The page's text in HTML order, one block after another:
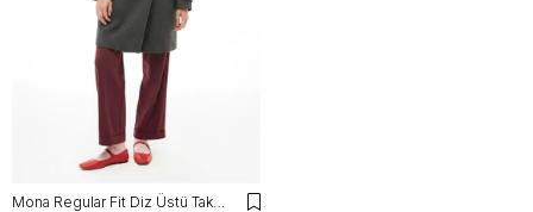
Mona Regular Fit Diz Üstü Takma Kol Erkek Yaka Antrasit Kaban